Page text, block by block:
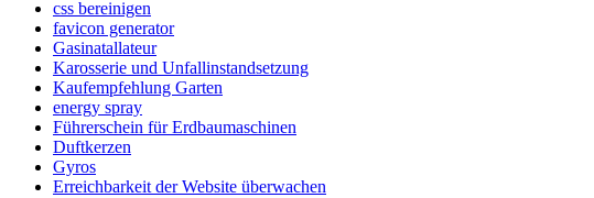
css bereinigen
favicon generator
Gasinatallateur
Karosserie und Unfallinstandsetzung
Kaufempfehlung Garten
energy spray
Führerschein für Erdbaumaschinen
Duftkerzen
Gyros
Erreichbarkeit der Website überwachen